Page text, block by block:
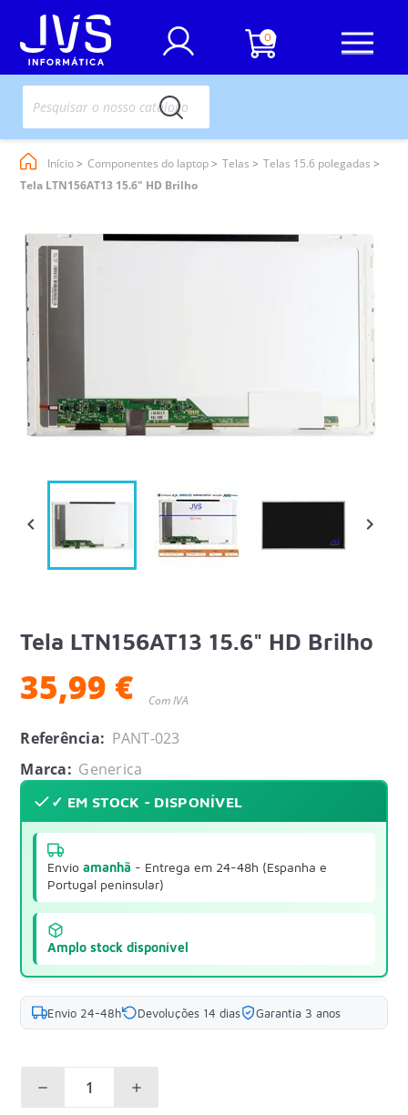
0
Início Componentes do laptop Telas
Telas 15.6 polegadas
Tela LTN156AT13 15.6" HD Brilho
 
Tela LTN156AT13 15.6" HD Brilho
35,99 € Com IVA
Referência: PANT-023
Marca: Generica
✓ EM STOCK - DISPONÍVEL
Envioamanhã - Entrega em 24-48h (Espanha e
Portugal peninsular)
Amplo stock disponível
Envio 24-48h Devoluções 14 dias Garantia 3 anos